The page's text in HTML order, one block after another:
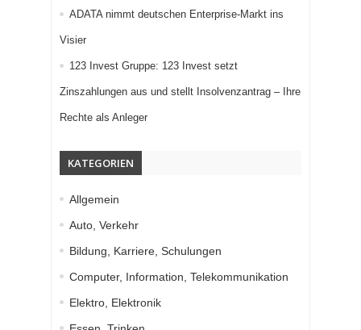
ADATA nimmt deutschen Enterprise-Markt ins
Visier
123 Invest Gruppe: 123 Invest setzt
Zinszahlungen aus und stellt Insolvenzantrag – Ihre
Rechte als Anleger
KATEGORIEN
Allgemein
Auto, Verkehr
Bildung, Karriere, Schulungen
Computer, Information, Telekommunikation
Elektro, Elektronik